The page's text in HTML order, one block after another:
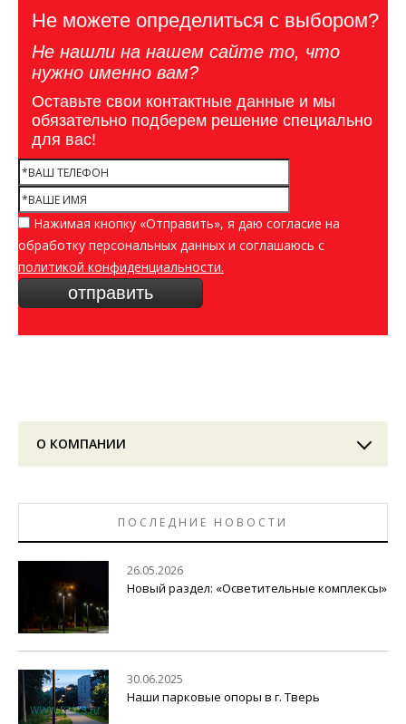
Не можете определиться с выбором?
Не нашли на нашем сайте то, что
нужно именно вам?
Оставьте свои контактные данные и мы
обязательно подберем решение специально
для вас!
Нажимая кнопку «Отправить», я даю согласие на
обработку персональных данных и соглашаюсь c
политикой конфиденциальности.
О КОМПАНИИ
ПОСЛЕДНИЕ НОВОСТИ
26.05.2026
Новый раздел: «Осветительные комплексы»
30.06.2025
Наши парковые опоры в г. Тверь